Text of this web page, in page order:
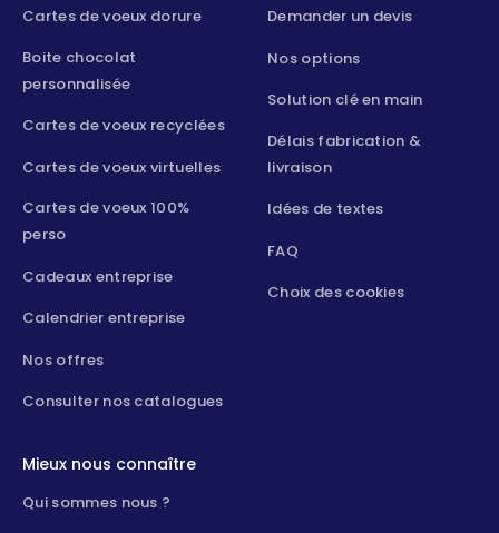
Cartes de voeux dorure
Boite chocolat
personnalisée
Cartes de voeux recyclées
Cartes de voeux virtuelles
Cartes de voeux 100%
perso
Cadeaux entreprise
Calendrier entreprise
Nos offres
Consulter nos catalogues
Demander un devis
Nos options
Solution clé en main
Délais fabrication &
livraison
Idées de textes
FAQ
Choix des cookies
Mieux nous connaître
Qui sommes nous ?